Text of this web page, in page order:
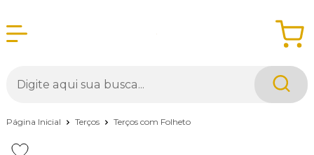
Página Inicial Terços Terços com Folheto